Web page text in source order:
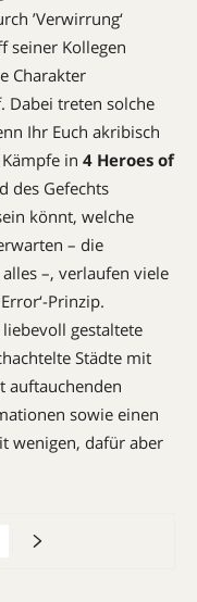
’Verwirrung‘
seiner Kollegen
Charakter
Dabei treten solche
Ihr Euch akribisch
in 4 Heroes of
des Gefechts
könnt, welche
– die
–, verlaufen viele
Prinzip.
gestaltete
Städte mit
auftauchenden
sowie einen
wenigen, dafür aber